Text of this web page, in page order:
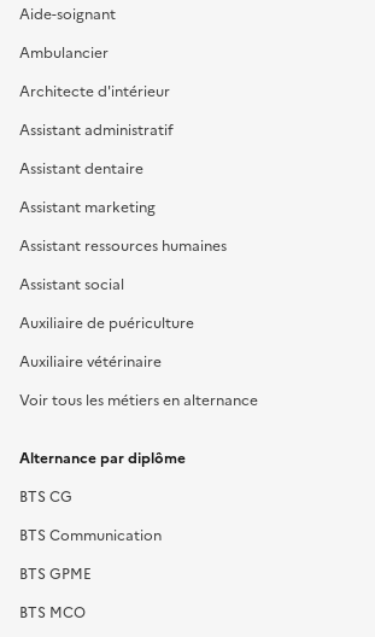
Aide-soignant
Ambulancier
Architecte d'intérieur
Assistant administratif
Assistant dentaire
Assistant marketing
Assistant ressources humaines
Assistant social
Auxiliaire de puériculture
Auxiliaire vétérinaire
Voir tous les métiers en alternance
Alternance par diplôme
BTS CG
BTS Communication
BTS GPME
BTS MCO